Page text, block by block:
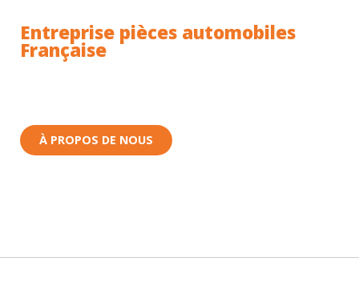
Entreprise pièces automobiles
Française
À PROPOS DE NOUS